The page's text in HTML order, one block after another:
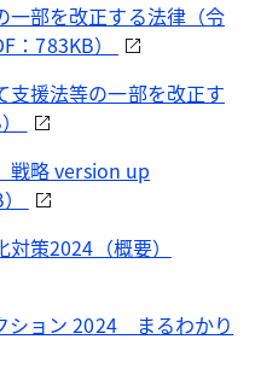
部を改正する法律（令
：783KB）
援法等の一部を改正す
戦略 version up
策2024（概要）
ョン 2024 まるわかり